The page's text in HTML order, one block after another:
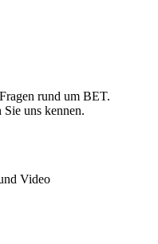
rund um BET.
uns kennen.
Video